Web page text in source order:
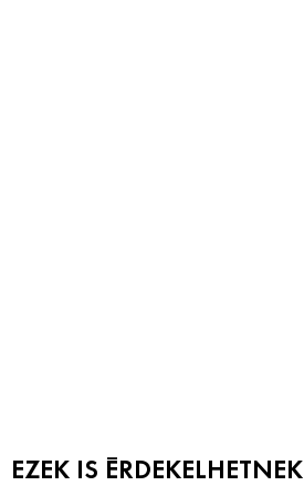
EZEK IS ÉRDEKELHETNEK